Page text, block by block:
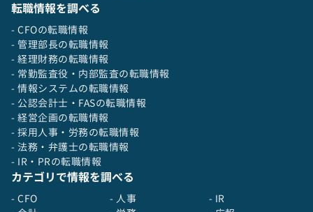
アンスを満たすことを保証する。
9,ITやシステムを適切に使用し、効果的で効率的
かつ透明性のある財務運営を開発・維持する。
10,会社の成長に対応できるように強力な財務・
経営管理チームを組成し、育成する。高い倫理観
を持って健全な会社経営が出来る組織を形成す
る。
転職情報を調べる
- CFOの転職情報
- 管理部長の転職情報
- 経理財務の転職情報
- 常勤監査役・内部監査の転職情報
- 情報システムの転職情報
- 公認会計士・FASの転職情報
- 経営企画の転職情報
- 採用人事・労務の転職情報
- 法務・弁護士の転職情報
- IR・PRの転職情報
カテゴリで情報を調べる
- CFO
- 人事
- IR